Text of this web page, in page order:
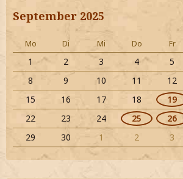
September 2025
Mo Di Mi Do Fr
1 2 3 4 5
8
9 10 11 12
15
16 17 18 19
22
23 24 25 26
29
30 1 2 3